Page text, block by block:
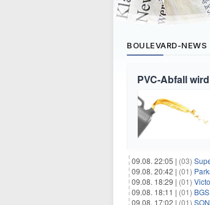
BOULEVARD-NEWS
PVC-Abfall
09.08. 22:05 | (03)
09.08. 20:42 | (01)
09.08. 18:29 | (01)
09.08. 18:11 | (01)
09.08. 17:02 | (01)